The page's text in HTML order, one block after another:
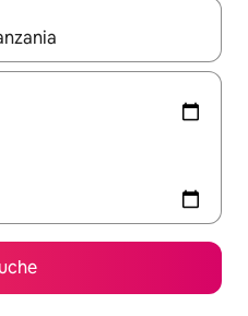
navigiere mit den